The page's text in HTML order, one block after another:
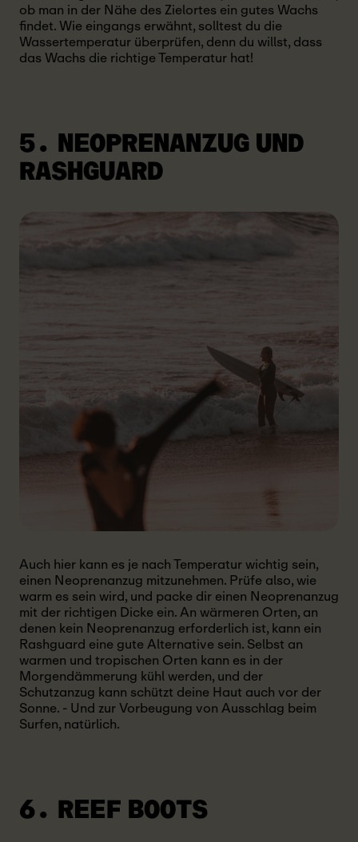
ob man in der Nähe des Zielortes ein gutes Wachs
findet. Wie eingangs erwähnt, solltest du die
Wassertemperatur überprüfen, denn du willst, dass
das Wachs die richtige Temperatur hat!
5. NEOPRENANZUG UND
RASHGUARD
Auch hier kann es je nach Temperatur wichtig sein,
einen Neoprenanzug mitzunehmen. Prüfe also, wie
warm es sein wird, und packe dir einen Neoprenanzug
mit der richtigen Dicke ein. An wärmeren Orten, an
denen kein Neoprenanzug erforderlich ist, kann ein
Rashguard eine gute Alternative sein. Selbst an
warmen und tropischen Orten kann es in der
Morgendämmerung kühl werden, und der
Schutzanzug kann schützt deine Haut auch vor der
Sonne. - Und zur Vorbeugung von Ausschlag beim
Surfen, natürlich.
6. REEF BOOTS